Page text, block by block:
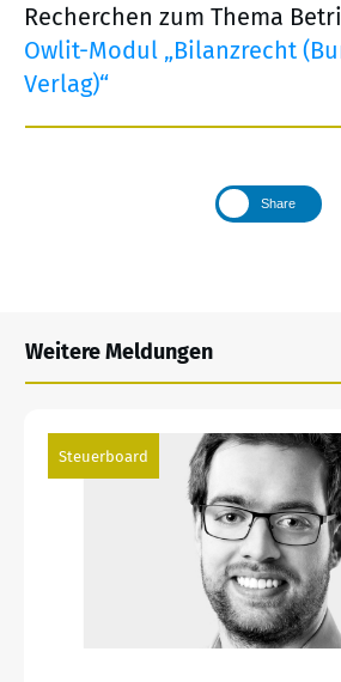
Recherchen zum Thema
Owlit-Modul „Bilanzrecht
Verlag)“
Share
Weitere Meldungen
Steuerboard